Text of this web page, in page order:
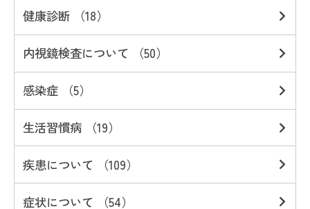
健康診断 （18）
内視鏡検査について （50）
感染症 （5）
生活習慣病 （19）
疾患について （109）
症状について （54）